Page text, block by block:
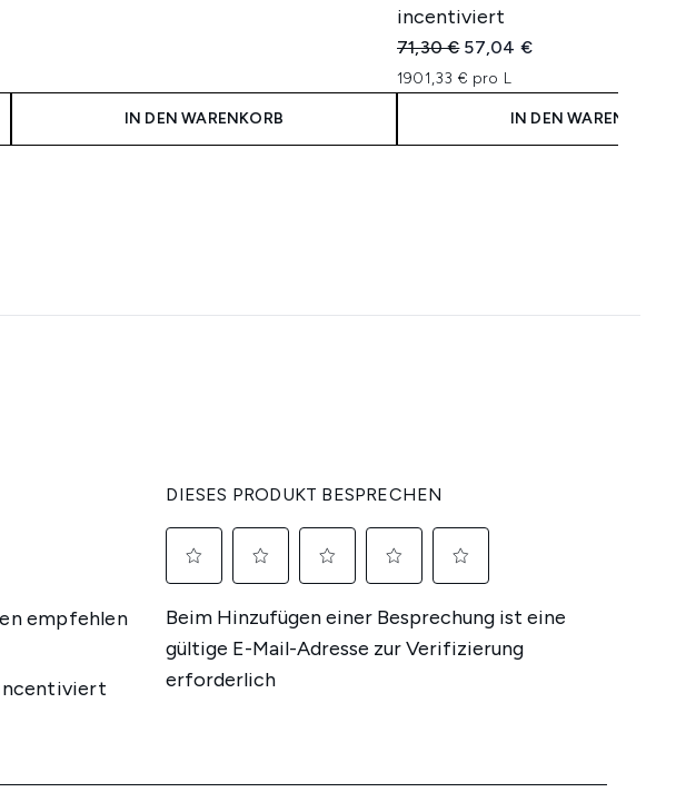
IN DEN WARENKORB
incentiviert
Unverbindliche Preisempfehlung:
71,30 € Aktueller Preis:
57,04 €
1901,33 € pro L
IN DEN WARENKORB